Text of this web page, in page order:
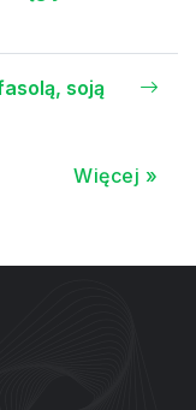
soją
Więcej »